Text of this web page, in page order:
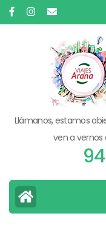
Saltar
al
Llámanos, estamos
ven a vernos